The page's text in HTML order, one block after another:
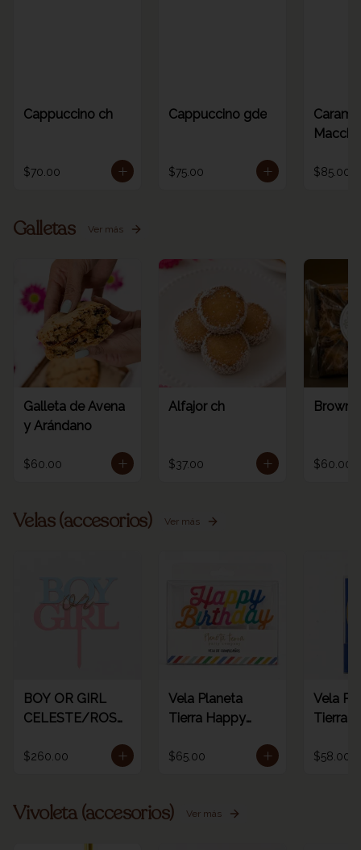
Cappuccino ch
$70.00
Cappuccino gde
$75.00 $85.00
Galletas Ver más
Galleta de Avena
y Arándano
$60.00
Alfajor ch
$37.00
Brownie
$60.00
Velas (accesorios) Ver más
BOY OR GIRL
CELESTE/ROSA
$260.00
Vela Planeta
Tierra Happy
1pz
$65.00
Vela
Tierra
$58.00
Vivoleta (accesorios) Ver más